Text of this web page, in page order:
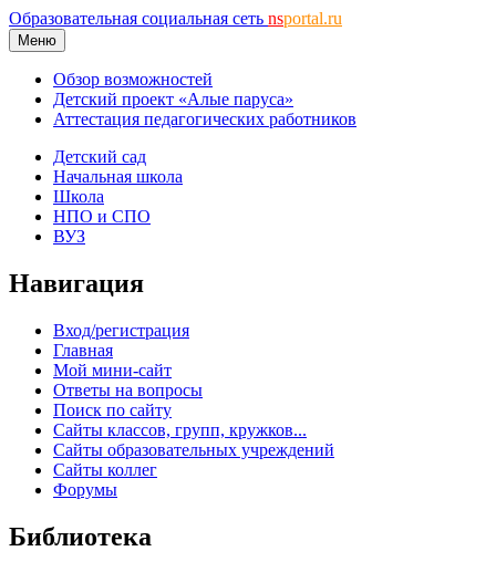
Образовательная социальная сеть nsportal.ru
Меню
Обзор возможностей
Детский проект «Алые паруса»
Аттестация педагогических работников
Детский сад
Начальная школа
Школа
НПО и СПО
ВУЗ
Навигация
Вход/регистрация
Главная
Мой мини-сайт
Ответы на вопросы
Поиск по сайту
Сайты классов, групп, кружков...
Сайты образовательных учреждений
Сайты коллег
Форумы
Библиотека